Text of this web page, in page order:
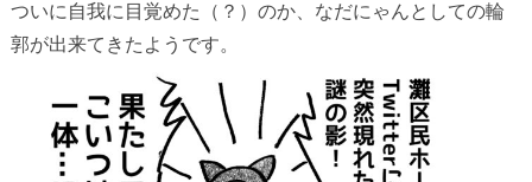
ついに自我に目覚めた（？）のか、なだにゃんとしての輪
郭が出来てきたようです。